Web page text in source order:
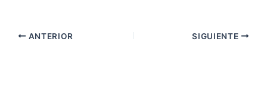
ANTERIOR SIGUIENTE